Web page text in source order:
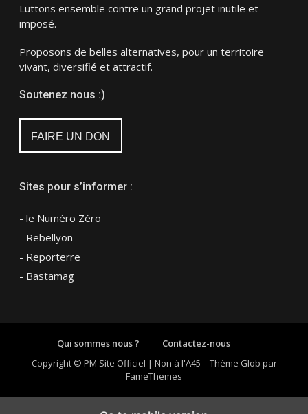
Luttons ensemble contre un grand projet inutile et
imposé.
Proposons de belles alternatives, pour un territoire
vivant, diversifié et attractif.
Soutenez nous :)
FAIRE UN DON
Sites pour s’informer :
- le Numéro Zéro
- Rebellyon
- Reporterre
- Bastamag
Qui sommes nous ?
Contactez-nous
Copyright © PM Site Officiel | Non à l'A45 – Thème Glob par
FameThemes